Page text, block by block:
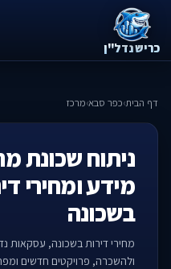
כריש נדל"ן
דף הבית›כפר סבא›מרכז
ניתוח שכונת
מידע ומחירי
בשכונה
מחירי דירות בשכונה, עסקאות
ולהשכרה, פרויקטים חדשים